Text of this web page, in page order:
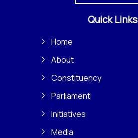
Quick Links
Home
About
Constituency
Parliament
Initiatives
Media